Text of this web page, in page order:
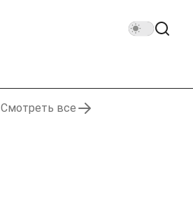
Смотреть все